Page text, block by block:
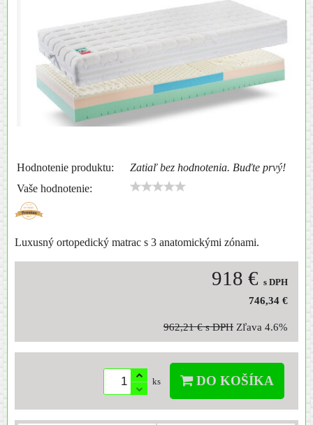
Hodnotenie produktu:
Zatiaľ bez hodnotenia. Buďte prvý!
Vaše hodnotenie:
Luxusný ortopedický matrac s 3 anatomickými zónami.
918 € s DPH
746,34 €
962,21 € s DPH Zľava 4.6%
ks DO KOŠÍKA